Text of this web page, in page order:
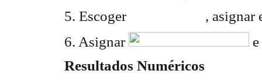
5. Escoger
, asignar
6. Asignar
Resultados Numéricos